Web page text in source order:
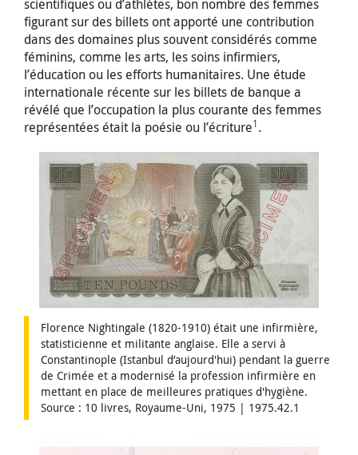
scientifiques ou d’athlètes, bon nombre des femmes
figurant sur des billets ont apporté une contribution
dans des domaines plus souvent considérés comme
féminins, comme les arts, les soins infirmiers,
l’éducation ou les efforts humanitaires. Une étude
internationale récente sur les billets de banque a
révélé que l’occupation la plus courante des femmes
représentées était la poésie ou l’écriture1.
Florence Nightingale (1820-1910) était une infirmière,
statisticienne et militante anglaise. Elle a servi à
Constantinople (Istanbul d’aujourd'hui) pendant la guerre
de Crimée et a modernisé la profession infirmière en
mettant en place de meilleures pratiques d'hygiène.
Source : 10 livres, Royaume-Uni, 1975 | 1975.42.1